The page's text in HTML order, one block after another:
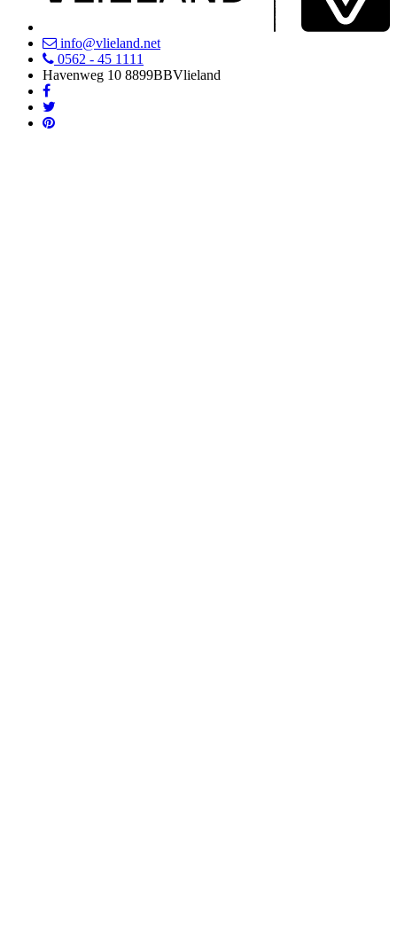
info@vlieland.net
0562 - 45 1111
Havenweg 10 8899BBVlieland